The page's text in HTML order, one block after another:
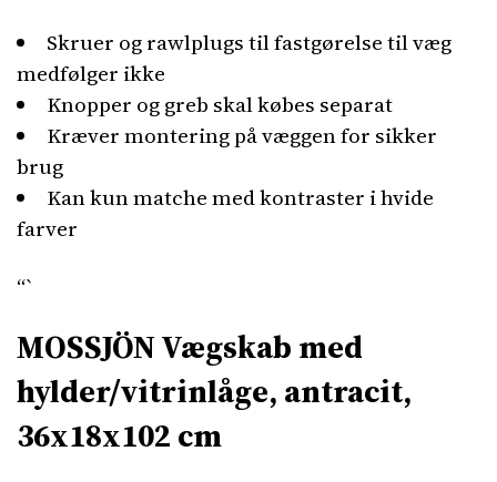
Skruer og rawlplugs til fastgørelse til væg
medfølger ikke
Knopper og greb skal købes separat
Kræver montering på væggen for sikker
brug
Kan kun matche med kontraster i hvide
farver
“`
MOSSJÖN Vægskab med
hylder/vitrinlåge, antracit,
36x18x102 cm